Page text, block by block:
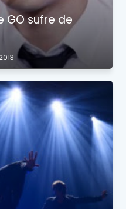
GO sufre de